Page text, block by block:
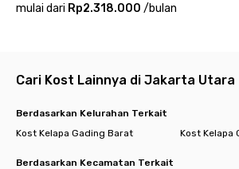
mulai dari Rp2.318.000 /bulan
Cari Kost Lainnya di Jakarta Utara
Berdasarkan Kelurahan Terkait
Kost Kelapa Gading Barat
Kost Kelapa
Berdasarkan Kecamatan Terkait